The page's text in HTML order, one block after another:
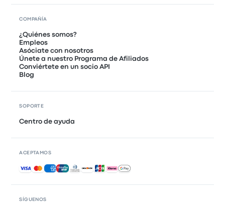
SÍGUENOS
COMPAÑÍA
¿Quiénes somos?
Empleos
Asóciate con nosotros
Únete a nuestro Programa de Afiliados
Conviértete en un socio API
Blog
SOPORTE
Centro de ayuda
ACEPTAMOS
Pagos aceptados